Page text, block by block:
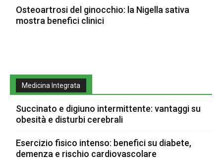
Osteoartrosi del ginocchio: la Nigella sativa
mostra benefici clinici
Medicina Integrata
Succinato e digiuno intermittente: vantaggi su
obesità e disturbi cerebrali
Esercizio fisico intenso: benefici su diabete,
demenza e rischio cardiovascolare